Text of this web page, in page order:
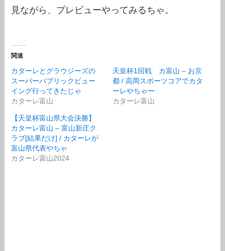
見ながら、プレビューやってみるちゃ。
関連
カターレとグラウジーズの
スーパーパブリックビュー
イング行ってきたじゃ
カターレ富山
天皇杯1回戦 カ富山 – お京
都 / 高岡スポーツコアでカタ
ーレやちゃー
カターレ富山
【天皇杯富山県大会決勝】
カターレ富山 – 富山新庄ク
ラブ[結果だけ] / カターレが
富山県代表やちゃ
カターレ富山2024